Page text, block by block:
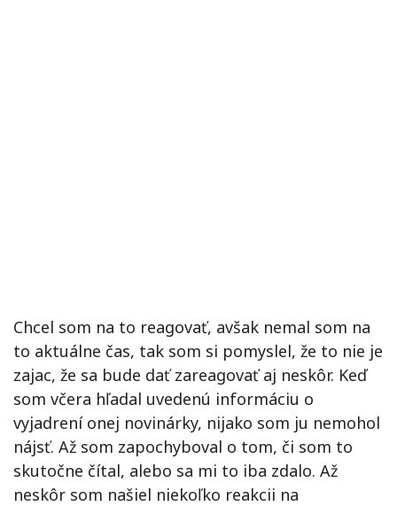
Chcel som na to reagovať, avšak nemal som na
to aktuálne čas, tak som si pomyslel, že to nie je
zajac, že sa bude dať zareagovať aj neskôr. Keď
som včera hľadal uvedenú informáciu o
vyjadrení onej novinárky, nijako som ju nemohol
nájsť. Až som zapochyboval o tom, či som to
skutočne čítal, alebo sa mi to iba zdalo. Až
neskôr som našiel niekoľko reakcii na